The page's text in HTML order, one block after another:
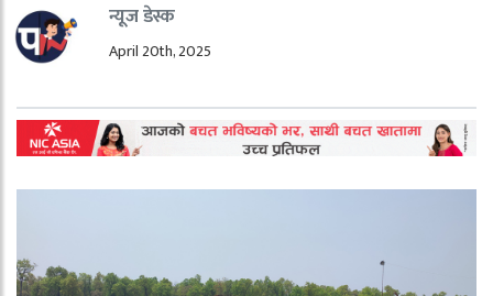
न्यूज डेस्क
April 20th, 2025